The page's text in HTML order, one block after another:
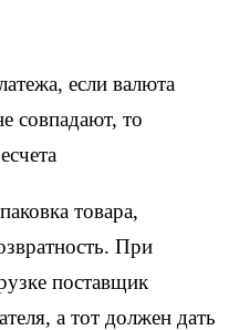
если валюта
совпадают, то
товара,
При
поставщик
а тот должен дать